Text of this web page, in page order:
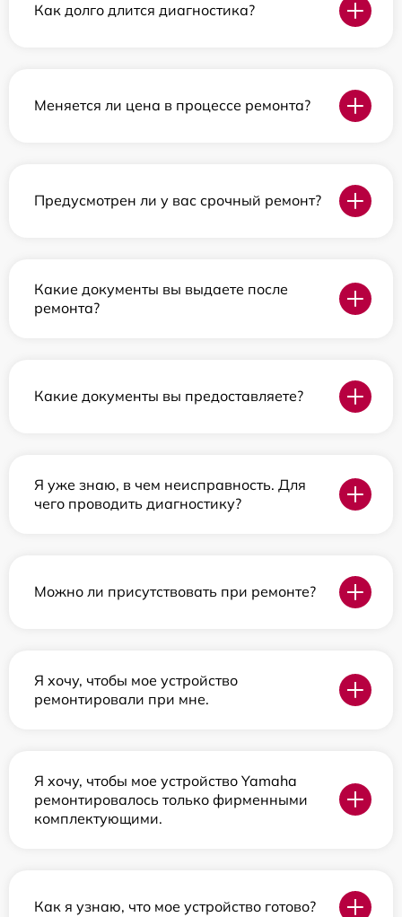
Как долго длится диагностика?
Меняется ли цена в процессе ремонта?
Предусмотрен ли у вас срочный ремонт?
Какие документы вы выдаете после
ремонта?
Какие документы вы предоставляете?
Я уже знаю, в чем неисправность. Для
чего проводить диагностику?
Можно ли присутствовать при ремонте?
Я хочу, чтобы мое устройство
ремонтировали при мне.
Я хочу, чтобы мое устройство Yamaha
ремонтировалось только фирменными
комплектующими.
Как я узнаю, что мое устройство готово?